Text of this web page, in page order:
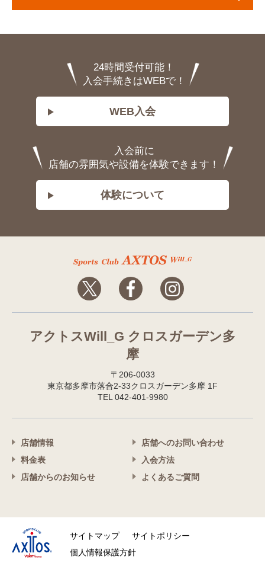
24時間受付可能！
入会手続きはWEBで！
WEB入会
入会前に
店舗の雰囲気や設備を体験できます！
体験について
アクトスWill_G クロスガーデン多
摩
〒206-0033
東京都多摩市落合2-33クロスガーデン多摩 1F
TEL 042-401-9980
店舗情報
料金表
店舗からのお知らせ
店舗へのお問い合わせ
入会方法
よくあるご質問
サイトマップ
サイトポリシー
個人情報保護方針